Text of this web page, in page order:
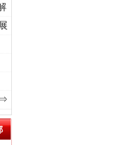
”激荡..
⇒